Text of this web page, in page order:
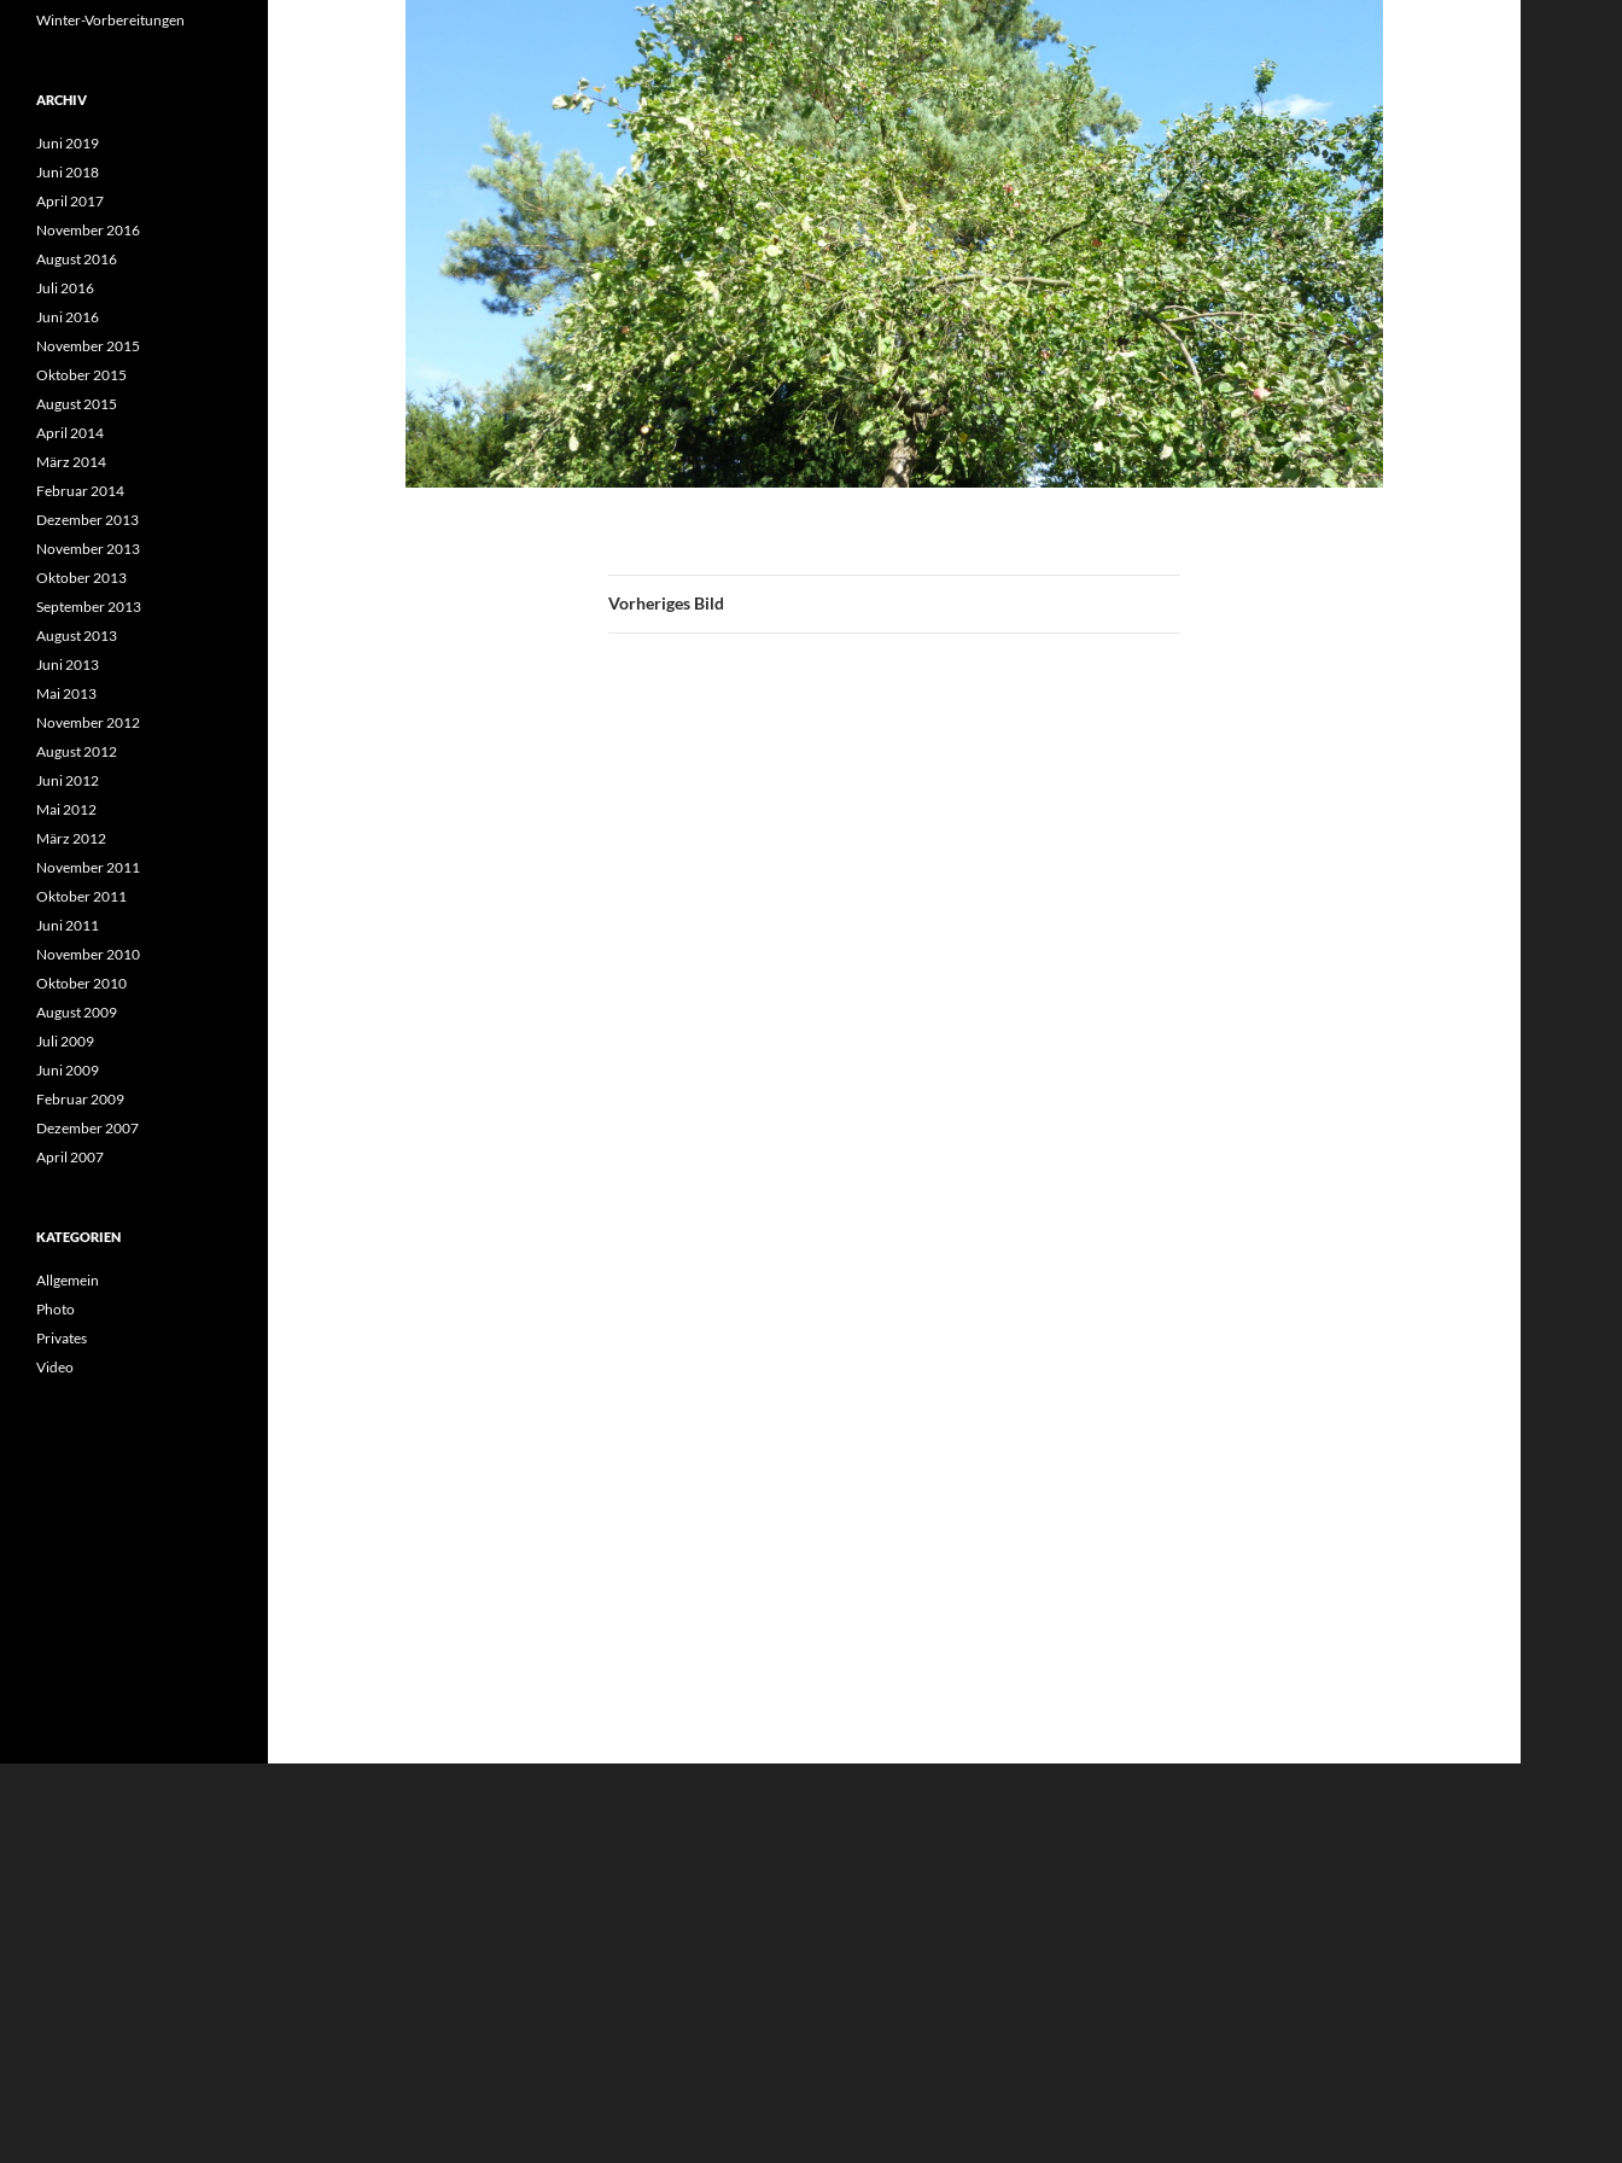
Vorheriges Bild
Winter-Vorbereitungen
ARCHIV
Juni 2019
Juni 2018
April 2017
November 2016
August 2016
Juli 2016
Juni 2016
November 2015
Oktober 2015
August 2015
April 2014
März 2014
Februar 2014
Dezember 2013
November 2013
Oktober 2013
September 2013
August 2013
Juni 2013
Mai 2013
November 2012
August 2012
Juni 2012
Mai 2012
März 2012
November 2011
Oktober 2011
Juni 2011
November 2010
Oktober 2010
August 2009
Juli 2009
Juni 2009
Februar 2009
Dezember 2007
April 2007
KATEGORIEN
Allgemein
Photo
Privates
Video